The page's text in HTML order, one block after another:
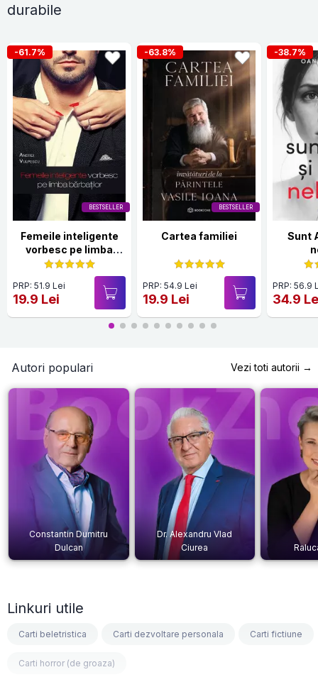
durabile
BESTSELLER
-61.7%
Femeile inteligente
vorbesc pe limba
bărbaților
PRP: 51.9 Lei
19.9 Lei
BESTSELLER
-63.8%
Cartea familiei
PRP: 54.9 Lei
19.9 Lei
-38.7%
Sunt
PRP: 56.9
34.9
Autori populari Vezi toti autorii →
Constantin Dumitru
Dulcan
Dr. Alexandru Vlad
Ciurea
Linkuri utile
Carti beletristica Carti dezvoltare personala Carti fictiune
Carti horror (de groaza)